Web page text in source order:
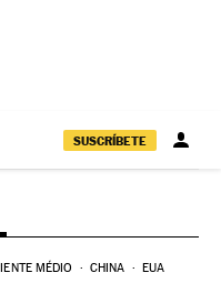
SUSCRÍBETE
MÉDIO CHINA EUA